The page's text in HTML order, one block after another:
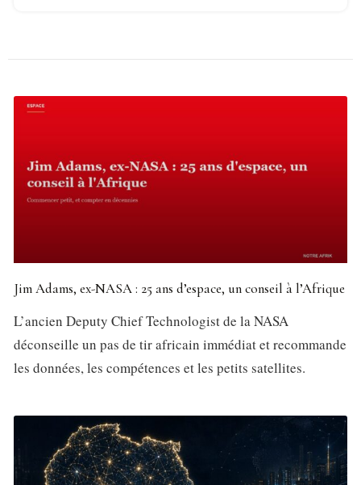
Jim Adams, ex-NASA : 25 ans d’espace, un conseil à l’Afrique
L’ancien Deputy Chief Technologist de la NASA
déconseille un pas de tir africain immédiat et recommande
les données, les compétences et les petits satellites.